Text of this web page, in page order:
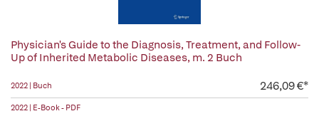
Physician's Guide to the Diagnosis, Treatment, and Follow-
Up of Inherited Metabolic Diseases, m. 2 Buch
2022 | Buch 246,09 €*
2022 | E-Book - PDF